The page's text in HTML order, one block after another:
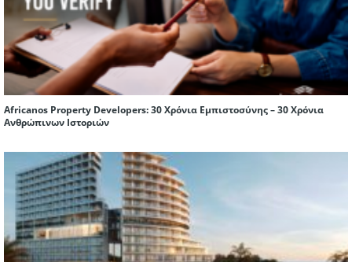
Africanos Property Developers: 30 Χρόνια Εμπιστοσύνης – 30 Χρόνια
Ανθρώπινων Ιστοριών